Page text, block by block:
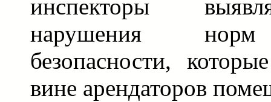
инспекторы
нарушения
безопасности,
вине арендаторов